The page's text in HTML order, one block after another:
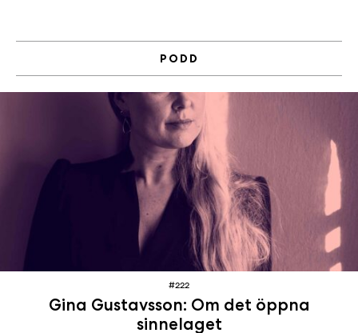
PODD
Gina Gustavsson: Om det öppna
sinnelaget
#222